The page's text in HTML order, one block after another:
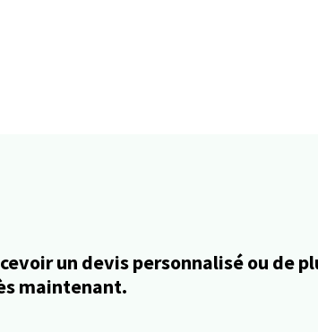
un devis personnalisé ou de
maintenant.